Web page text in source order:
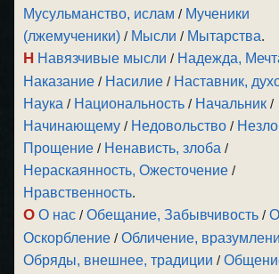
Мусульманство, ислам / Мученики
(лжемученики) / Мысли / Мытарства.
Н Навязчивые мысли / Надежда,
Наказание / Насилие / Наставник,
Наука / Национальность / Начальник /
Начинающему / Недовольство /
Прощение / Ненависть, злоба /
Нераскаянность, Ожесточение /
Нравственность.
О О нас /Обещание, Забывчивость /
Оскорбление /Обличение,
Обряды, внешнее, традиции /